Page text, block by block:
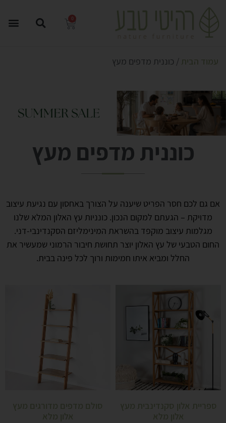
0
עמוד הבית / כוננית מדפים מעץ
כוננית מדפים מעץ
אם גם לכם חסר הפריט שיענה על הצורך באחסון עם נגיעת עיצוב
מדויקת – הגעתם למקום הנכון. כונניות עץ האלון המלא שלנו
מגלמות עיצוב מוקפד בהשראת המינימליזם הסקנדינבי-דני.
החום הטבעי של עץ האלון יוצר תחושת חיבור הרמוני שמעשיר את
החלל ומביא איתו חמימות ורוך לכל פינה בבית.
ספריית אלון סקנדינבית מעץ
אלון מלא
סולם מדפים מדורגים מעץ
אלון מלא